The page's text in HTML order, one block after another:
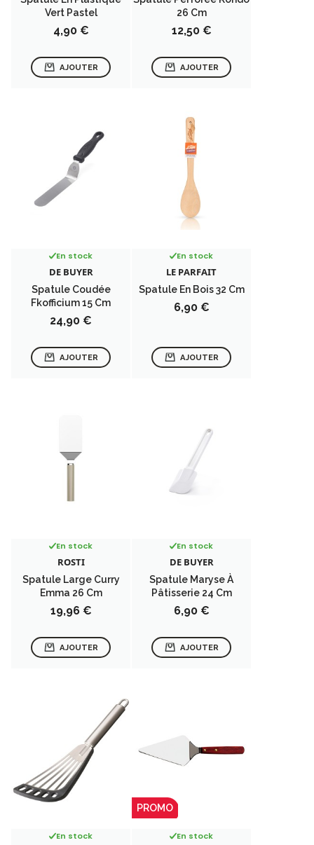
Vert Pastel
Prix
4,90 €
AJOUTER
26 Cm
Prix
12,50 €
AJOUTER
En stock
DE BUYER
Spatule Coudée
Fkofficium 15 Cm
Prix
24,90 €
AJOUTER
En stock
LE PARFAIT
Spatule En Bois 32 Cm
Prix
6,90 €
AJOUTER
En stock
ROSTI
Spatule Large Curry
Emma 26 Cm
Prix
19,96 €
AJOUTER
En stock
DE BUYER
Spatule Maryse À
Pâtisserie 24 Cm
Prix
6,90 €
AJOUTER
En stock En stock
PROMO